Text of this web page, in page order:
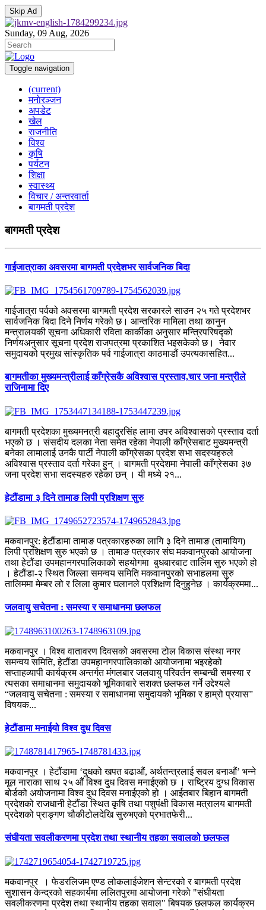
Skip Ad
Sunday, 09 Aug, 2026
Toggle navigation
(current)
मनाेरञ्जन
अपडेट
खेल
राजनीति
विश्व
कृषि
पर्यटन
शिक्षा
स्वास्थ्य
विचार / अन्तरवार्ता
बागमती प्रदेश
बागमती प्रदेश
गाईजात्राका अवसरमा बागमती प्रदेशभर सार्वजनिक बिदा
गाईजात्रा पर्वको अवसरमा बागमती प्रदेश सरकारले साउन २५ गते प्रदेशभर
सार्वजनिक बिदा दिने निर्णय गरेको छ। आन्तरिक मामिला तथा कानुन
मन्त्रालयकी सूचना अधिकारी रविता कार्कीका अनुसार मन्त्रिपरिषद्को
निर्णयअनुसार सूचना प्रदेश राजपत्रमा प्रकाशित भइसकेको छ। ‎ ‎नेवार
समुदायको प्रमुख सांस्कृतिक पर्व गाईजात्रा काठमाडौं उपत्यकासहित...
बागमतीका मुख्यमन्त्रीलाई काँग्रेसकै अविश्वास प्रस्ताव,चार जना मन्त्रीले
राजिनामा दिए
बागमती प्रदेशका मुख्यमनत्री बहादुरसिंह लामा उपर अविश्वासको प्रस्ताव दर्ता
भएको छ । संसदीय दलका नेता समेत रहेका नेपाली काँग्रेसबाट मुख्यमन्त्री
बनेका लामालाई उनकै पार्टी नेपाली काँग्रेसका प्रदेश सभा सदस्यहरुले
अविश्वास प्रस्ताव दर्ता गरेका हुन् । बागमती प्रदेशमा नेपाली काँग्रेसका ३७
जना प्रदेश सभा सदस्यहरु रहेका छन् । यी मध्ये २१...
हेटौंडामा ३ दिने तामाङ लिपी प्रशिक्षण सुरु
मकवानपुर: हेटौंडामा तामाङ पत्रकारहरुका लागि ३ दिने तामाङ (तामायिग)
लिपी प्रशिक्षण सुरु भएको छ । तामाङ पत्रकार संघ मकवानपुरको आयोजना
तथा हेटौंडा उपमहानगरपालिकाको सहयोगमा बुधबारबाट तालिम सुरु भएको हो
। हेटौंडा-२ स्थित जिल्ला समन्वय समिति मकवानपुरको सभाहलमा सुरु
तालिममा मेम्बर लो र लिला कुमार घलानले प्रशिक्षण दिनुहुनेछ । कार्यक्रममा...
जलवायु सचेतना : समस्या र समाधानमा छलफल
मकवानपुर । विश्व वातावरण दिवसको अवसरमा टोल विकास संस्था नगर
समन्वय समिति, हेटौंडा उपमहानगरपालिकाको आयोजनामा भइरहेको
सप्ताहव्यापी कार्यक्रम अन्तर्गत मंगलबार जलवायु परिवर्तन सम्बन्धी समस्या र
त्यसका समाधानमा समुदायको भूमिकाबारे सशक्त छलफल गर्ने उद्देश्यले
“जलवायु सचेतना : समस्या र समाधानमा समुदायको भूमिका र हाम्रो प्रयास”
विषयक...
हेटौंडामा मनाईयो विश्व दुध दिवस
मकवानपुर । हेटौंडामा ‘दुधको खपत बढाऔं, अर्थतन्त्रलाई सवल बनाऔं’ भन्ने
मूल नाराका साथ २५ औंं विश्व दुध दिवस मनाईएको छ । राष्ट्रिय दुग्ध विकास
बोर्डको अयोजनामा विश्व दुध दिवस मनाईएको हो । आईतबार बिहान बागमती
प्रदेशको राजधानी हेटौंडा स्थित कृषि तथा पशुपंक्षी विकास मत्रालय बागमती
प्रदेशको प्राङ्गण चौकीटोलदेखि सुरुभएको प्रभातफेरी...
संघीयता सवलीकरणमा प्रदेश तथा स्थानीय तहका सवालको छलफल
मकवानपुर । फेडरलिजम एण्ड लोकलाईजेशन सेन्टरको र बागमती प्रदेश
सुशासन केन्द्रको सहकार्यमा ललितपुरमा आयोजना गरेको "संघीयता
सवलीकरणमा प्रदेश तथा स्थानीय तहका सवाल" बिषयक छलफल कार्यक्रम